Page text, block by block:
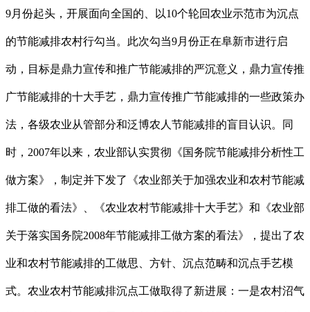
9月份起头，开展面向全国的、以10个轮回农业示范市为沉点
的节能减排农村行勾当。此次勾当9月份正在阜新市进行启
动，目标是鼎力宣传和推广节能减排的严沉意义，鼎力宣传推
广节能减排的十大手艺，鼎力宣传推广节能减排的一些政策办
法，各级农业从管部分和泛博农人节能减排的盲目认识。同
时，2007年以来，农业部认实贯彻《国务院节能减排分析性工
做方案》，制定并下发了《农业部关于加强农业和农村节能减
排工做的看法》、《农业农村节能减排十大手艺》和《农业部
关于落实国务院2008年节能减排工做方案的看法》，提出了农
业和农村节能减排的工做思、方针、沉点范畴和沉点手艺模
式。农业农村节能减排沉点工做取得了新进展：一是农村沼气